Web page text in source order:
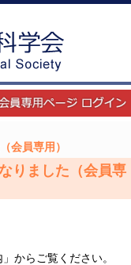
会員専用）
りました（会員専
からご覧ください。